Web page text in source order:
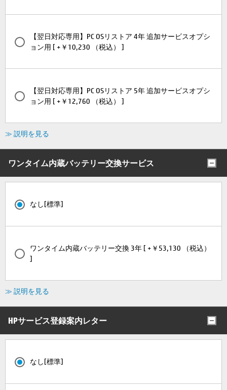
【翌日対応専用】PC OSリストア 4年 追加サービスオプシ
ョン用 [ +￥10,230 （税込） ]
【翌日対応専用】PC OSリストア 5年 追加サービスオプシ
ョン用 [ +￥12,760 （税込） ]
≫ 説明を見る
ワンタイム内蔵バッテリー交換サービス
なし[標準]
ワンタイム内蔵バッテリー交換 3年 [ +￥53,130 （税込）
]
≫ 説明を見る
HPサービス登録案内レター
なし[標準]